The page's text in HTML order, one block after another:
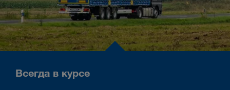
Всегда в курсе